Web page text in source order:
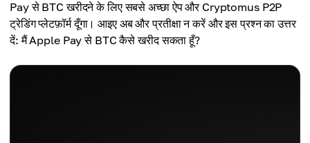
Pay से BTC खरीदने के लिए सबसे अच्छा ऐप और Cryptomus P2P
ट्रेडिंग प्लेटफ़ॉर्म दूँगा। आइए अब और प्रतीक्षा न करें और इस प्रश्न का उत्तर
दें: मैं Apple Pay से BTC कैसे खरीद सकता हूँ?